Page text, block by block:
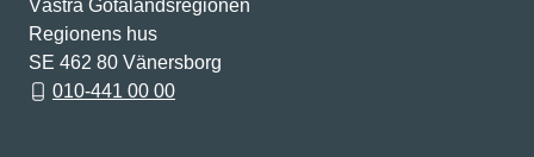
Västra Götalandsregionen
Regionens hus
SE 462 80 Vänersborg
010-441 00 00